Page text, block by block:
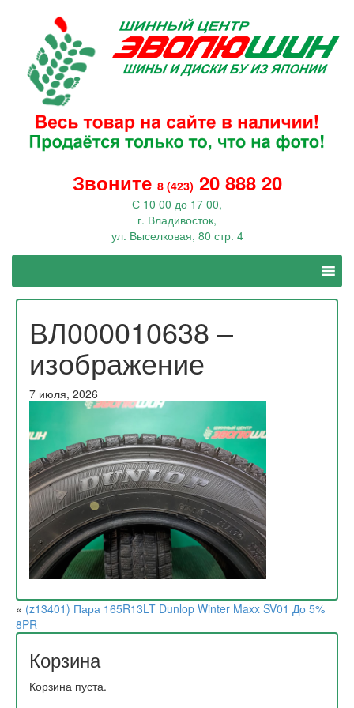
Звоните 8 (423) 20 888 20
С 10 00 до 17 00,
г. Владивосток,
ул. Выселковая, 80 стр. 4
ВЛ000010638 –
изображение
7 июля, 2026
« (z13401) Пара 165R13LT Dunlop Winter Maxx SV01 До 5%
8PR
Корзина
Корзина пуста.